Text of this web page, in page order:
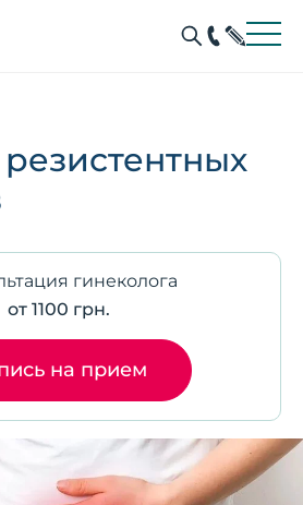
гинеколога
от 1100 грн.
на прием